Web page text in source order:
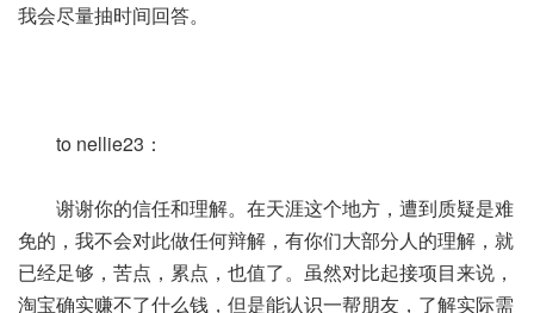
我会尽量抽时间回答。
to nellie23：
谢谢你的信任和理解。在天涯这个地方，遭到质疑是难
免的，我不会对此做任何辩解，有你们大部分人的理解，就
已经足够，苦点，累点，也值了。虽然对比起接项目来说，
淘宝确实赚不了什么钱，但是能认识一帮朋友，了解实际需